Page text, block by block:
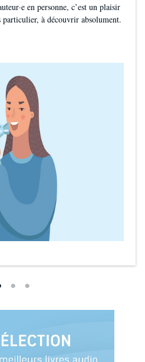
en personne, c’est un plaisir
particulier, à découvrir absolument.